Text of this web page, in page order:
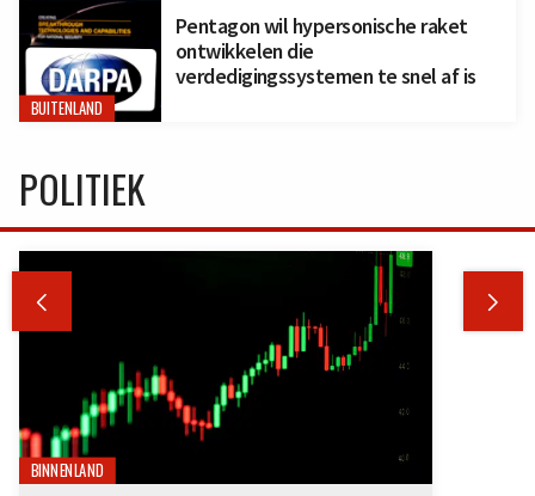
BUITENLAND
Pentagon wil hypersonische raket
ontwikkelen die
verdedigingssystemen te snel af is
POLITIEK
 
BINNENLAND